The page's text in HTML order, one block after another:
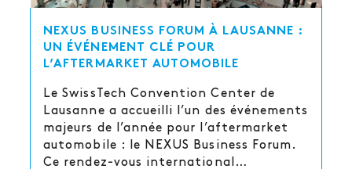
NEXUS BUSINESS FORUM À LAUSANNE :
UN ÉVÉNEMENT CLÉ POUR
L’AFTERMARKET AUTOMOBILE
Le SwissTech Convention Center de
Lausanne a accueilli l’un des événements
majeurs de l’année pour l’aftermarket
automobile : le NEXUS Business Forum.
Ce rendez-vous international…